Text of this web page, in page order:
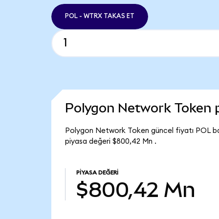
POL - WTRX TAKAS ET
Polygon Network Token
Polygon Network Token güncel fiyatı POL
piyasa değeri $800,42 Mn .
PIYASA DEĞERI
$800,42 Mn